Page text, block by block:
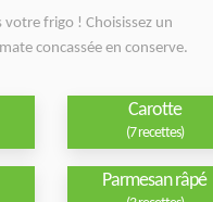
frigo ! Choisissez un
concassée en conserve.
Carotte
(7 recettes)
Parmesan râpé